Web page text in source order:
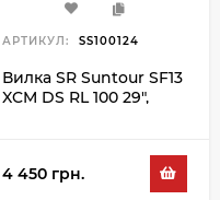
АРТИКУЛ: SS100124
Вилка SR Suntour SF13
XCM DS RL 100 29",
4 450 грн.